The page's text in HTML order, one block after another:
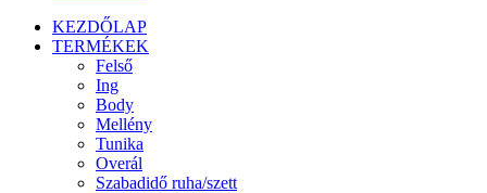
KEZDŐLAP
TERMÉKEK
Felső
Ing
Body
Mellény
Tunika
Overál
Szabadidő ruha/szett